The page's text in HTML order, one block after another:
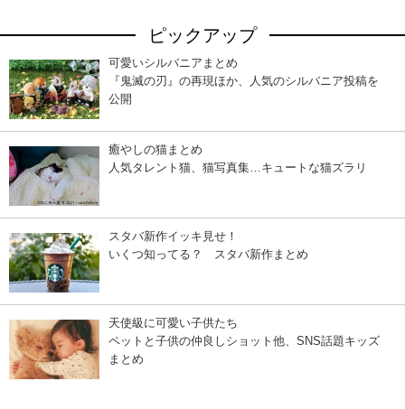
ピックアップ
可愛いシルバニアまとめ
『鬼滅の刃』の再現ほか、人気のシルバニア投稿を
公開
癒やしの猫まとめ
人気タレント猫、猫写真集…キュートな猫ズラリ
スタバ新作イッキ見せ！
いくつ知ってる？ スタバ新作まとめ
天使級に可愛い子供たち
ペットと子供の仲良しショット他、SNS話題キッズ
まとめ